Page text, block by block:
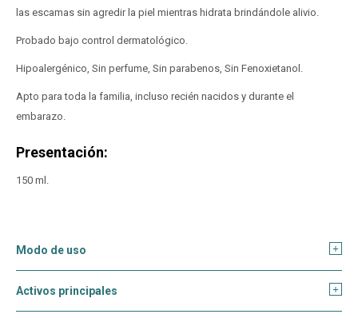
las escamas sin agredir la piel mientras hidrata brindándole alivio.
Probado bajo control dermatológico.
Hipoalergénico, Sin perfume, Sin parabenos, Sin Fenoxietanol.
Apto para toda la familia, incluso recién nacidos y durante el
embarazo.
Presentación:
150 ml.
Modo de uso
Activos principales